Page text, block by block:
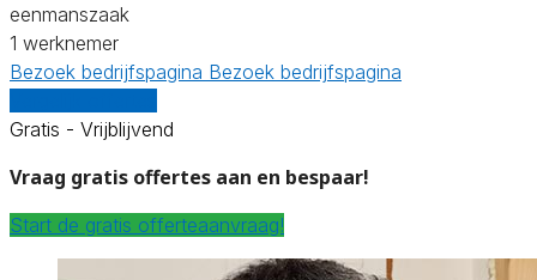
eenmanszaak
1 werknemer
Bezoek bedrijfspagina Bezoek bedrijfspagina
Gratis - Vrijblijvend
Vraag gratis offertes aan en bespaar!
Start de gratis offerteaanvraag!